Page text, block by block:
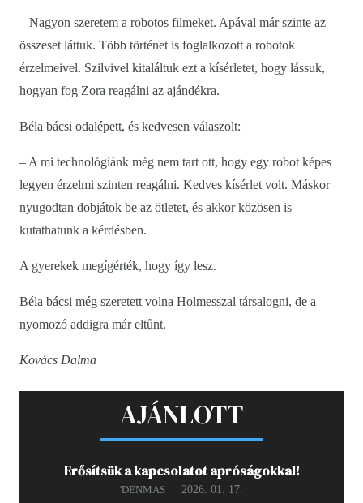
– Nagyon szeretem a robotos filmeket. Apával már szinte az
összeset láttuk. Több történet is foglalkozott a robotok
érzelmeivel. Szilvivel kitaláltuk ezt a kísérletet, hogy lássuk,
hogyan fog Zora reagálni az ajándékra.
Béla bácsi odalépett, és kedvesen válaszolt:
– A mi technológiánk még nem tart ott, hogy egy robot képes
legyen érzelmi szinten reagálni. Kedves kísérlet volt. Máskor
nyugodtan dobjátok be az ötletet, és akkor közösen is
kutathatunk a kérdésben.
A gyerekek megígérték, hogy így lesz.
Béla bácsi még szeretett volna Holmesszal társalogni, de a
nyomozó addigra már eltűnt.
Kovács Dalma
AJÁNLOTT
Erősítsük a kapcsolatot apróságokkal!
'DENMÁS 2026. 01. 17.